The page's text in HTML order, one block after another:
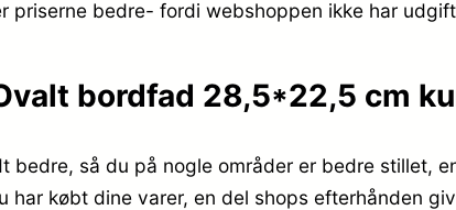
priserne bedre- fordi webshoppen ikke har
bordfad 28,5*22,5 cm
så du på nogle områder er bedre stillet,
købt dine varer, en del shops efterhånden